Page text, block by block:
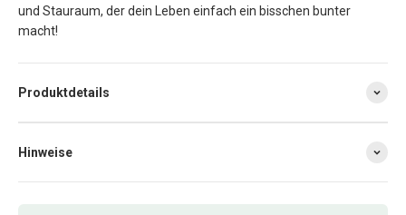
und Stauraum, der dein Leben einfach ein bisschen bunter
macht!
Produktdetails
Hinweise
JETZT ANMELDEN!